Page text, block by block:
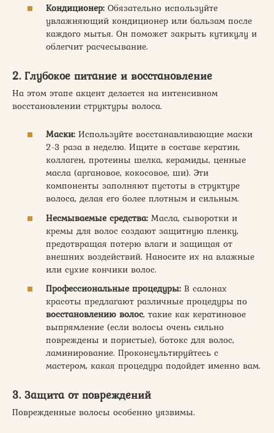
Кондиционер: Обязательно используйте
увлажняющий кондиционер или бальзам после
каждого мытья. Он поможет закрыть кутикулу и
облегчит расчесывание.
2. Глубокое питание и восстановление
На этом этапе акцент делается на интенсивном
восстановлении структуры волоса.
Маски: Используйте восстанавливающие маски
2-3 раза в неделю. Ищите в составе кератин,
коллаген, протеины шелка, керамиды, ценные
масла (аргановое, кокосовое, ши). Эти
компоненты заполняют пустоты в структуре
волоса, делая его более плотным и сильным.
Несмываемые средства: Масла, сыворотки и
кремы для волос создают защитную пленку,
предотвращая потерю влаги и защищая от
внешних воздействий. Наносите их на влажные
или сухие кончики волос.
Профессиональные процедуры: В салонах
красоты предлагают различные процедуры по
восстановлению волос, такие как кератиновое
выпрямление (если волосы очень сильно
повреждены и пористые), ботокс для волос,
ламинирование. Проконсультируйтесь с
мастером, какая процедура подойдет именно вам.
3. Защита от повреждений
Поврежденные волосы особенно уязвимы.